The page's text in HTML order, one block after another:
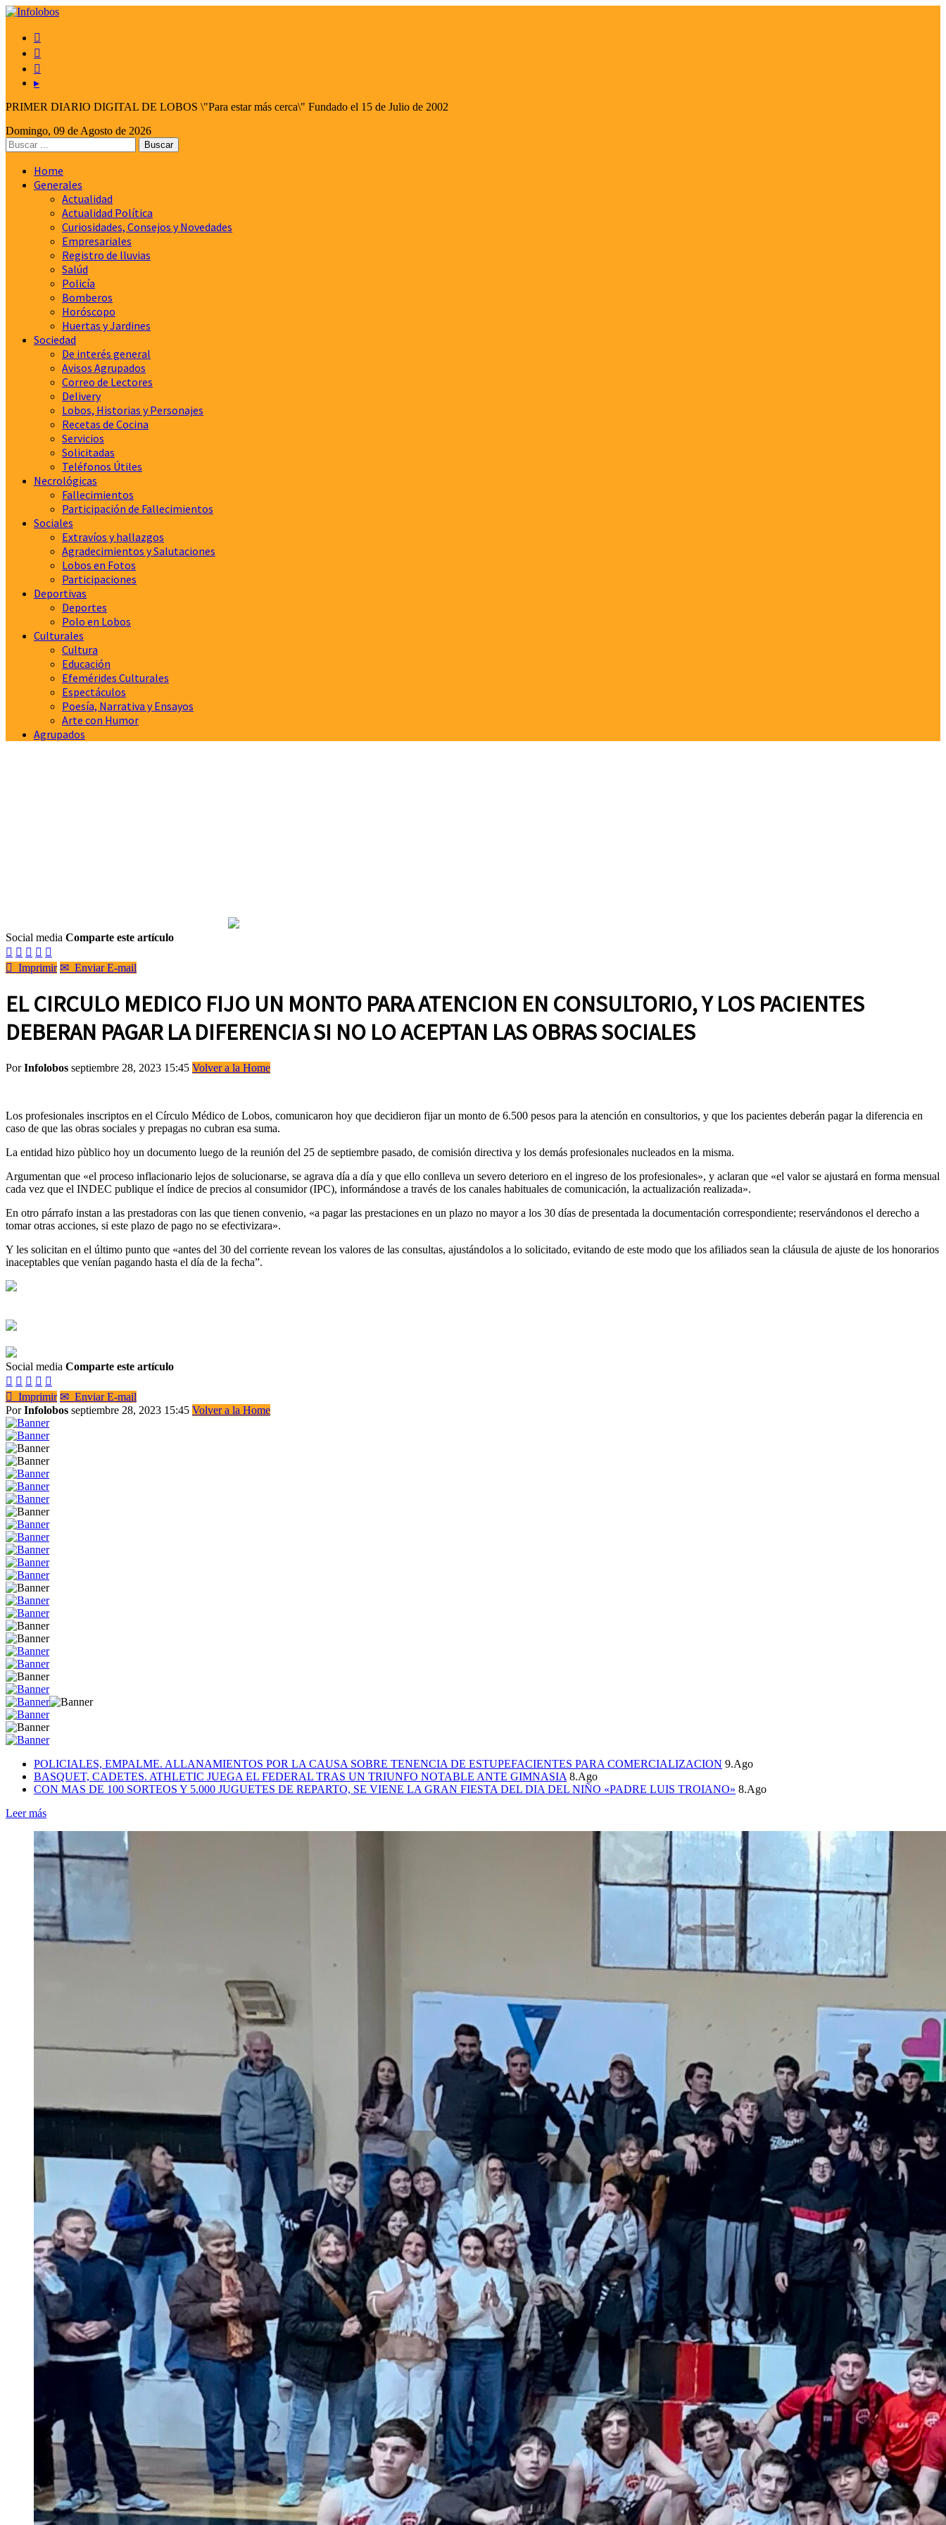



▸
PRIMER DIARIO DIGITAL DE LOBOS \"Para estar más cerca\" Fundado el 15 de Julio de 2002
Domingo, 09 de Agosto de 2026
Home
Generales
Actualidad
Actualidad Política
Curiosidades, Consejos y Novedades
Empresariales
Registro de lluvias
Salúd
Policía
Bomberos
Horóscopo
Huertas y Jardines
Sociedad
De interés general
Avisos Agrupados
Correo de Lectores
Delivery
Lobos, Historias y Personajes
Recetas de Cocina
Servicios
Solicitadas
Teléfonos Útiles
Necrológicas
Fallecimientos
Participación de Fallecimientos
Sociales
Extravíos y hallazgos
Agradecimientos y Salutaciones
Lobos en Fotos
Participaciones
Deportivas
Deportes
Polo en Lobos
Culturales
Cultura
Educación
Efemérides Culturales
Espectáculos
Poesía, Narrativa y Ensayos
Arte con Humor
Agrupados
Social media Comparte este artículo
    
 Imprimir ✉ Enviar E-mail
EL CIRCULO MEDICO FIJO UN MONTO PARA ATENCION EN CONSULTORIO, Y LOS PACIENTES
DEBERAN PAGAR LA DIFERENCIA SI NO LO ACEPTAN LAS OBRAS SOCIALES
PorInfolobos septiembre 28, 2023 15:45 Volver a la Home
Los profesionales inscriptos en el Círculo Médico de Lobos, comunicaron hoy que decidieron fijar un monto de 6.500 pesos para la atención en consultorios, y que los pacientes deberán pagar la diferencia en
caso de que las obras sociales y prepagas no cubran esa suma.
La entidad hizo pùblico hoy un documento luego de la reunión del 25 de septiembre pasado, de comisión directiva y los demás profesionales nucleados en la misma.
Argumentan que «el proceso inflacionario lejos de solucionarse, se agrava día a día y que ello conlleva un severo deterioro en el ingreso de los profesionales», y aclaran que «el valor se ajustará en forma mensual
cada vez que el INDEC publique el índice de precios al consumidor (IPC), informándose a través de los canales habituales de comunicación, la actualización realizada».
En otro párrafo instan a las prestadoras con las que tienen convenio, «a pagar las prestaciones en un plazo no mayor a los 30 días de presentada la documentación correspondiente; reservándonos el derecho a
tomar otras acciones, si este plazo de pago no se efectivizara».
Y les solicitan en el último punto que «antes del 30 del corriente revean los valores de las consultas, ajustándolos a lo solicitado, evitando de este modo que los afiliados sean la cláusula de ajuste de los honorarios
inaceptables que venían pagando hasta el día de la fecha”.
Social media Comparte este artículo
    
 Imprimir ✉ Enviar E-mail
PorInfolobos septiembre 28, 2023 15:45 Volver a la Home
POLICIALES, EMPALME. ALLANAMIENTOS POR LA CAUSA SOBRE TENENCIA DE ESTUPEFACIENTES PARA COMERCIALIZACION 9.Ago
BASQUET, CADETES. ATHLETIC JUEGA EL FEDERAL TRAS UN TRIUNFO NOTABLE ANTE GIMNASIA 8.Ago
CON MAS DE 100 SORTEOS Y 5.000 JUGUETES DE REPARTO, SE VIENE LA GRAN FIESTA DEL DIA DEL NIÑO «PADRE LUIS TROIANO» 8.Ago
Leer más